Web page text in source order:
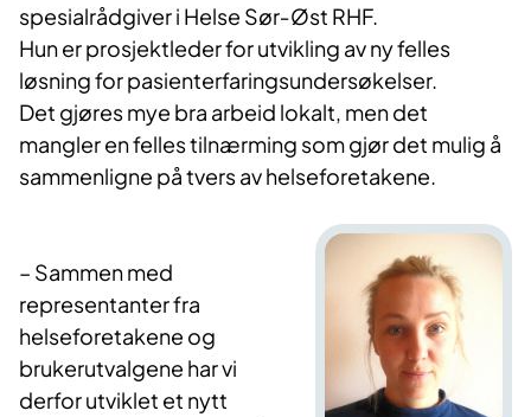
spesialrådgiver i Helse Sør‑Øst RHF.
Hun er prosjektleder for utvikling av ny felles
løsning for pasienterfaringsundersøkelser.
Det gjøres mye bra arbeid lokalt, men det
mangler en felles tilnærming som gjør det mulig å
sammenligne på tvers av helseforetakene.
– Sammen med
representanter fra
helseforetakene og
brukerutvalgene har vi
derfor utviklet et nytt